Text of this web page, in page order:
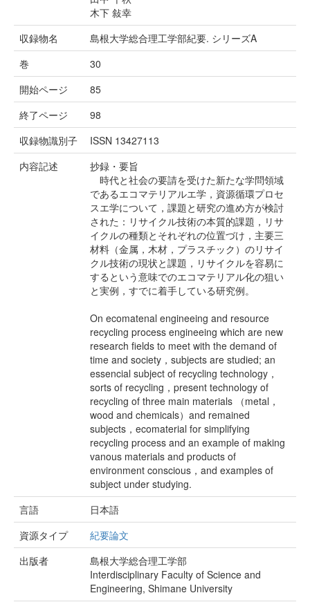
木下 敍幸
収録物名
島根大学総合理工学部紀要. シリーズA
巻
30
開始ページ
85
終了ページ
98
収録物識別子
ISSN 13427113
内容記述
抄録・要旨
時代と社会の要請を受けた新たな学問領域
であるエコマテリアルエ学，資源循環プロセ
スエ学について，課題と研究の進め方が検討
された：リサイクル技術の本質的課題，リサ
イクルの種類とそれぞれの位置づけ，主要三
材料（金属，木材，プラスチック）のリサイ
クル技術の現状と課題，リサイクルを容易に
するという意味でのエコマテリアル化の狙い
と実例，すでに着手している研究例。
On ecomatenal engineeing and resource
recycling process engineeing which are new
research fields to meet with the demand of
time and society，subjects are studied; an
essencial subject of recycling technology，
sorts of recycling，present technology of
recycling of three main materials （metal，
wood and chemicals）and remained
subjects，ecomaterial for simplifying
recycling process and an example of making
vanous materials and products of
environment conscious，and examples of
subject under studying.
言語
日本語
資源タイプ
紀要論文
出版者
島根大学総合理工学部
Interdisciplinary Faculty of Science and
Engineering, Shimane University